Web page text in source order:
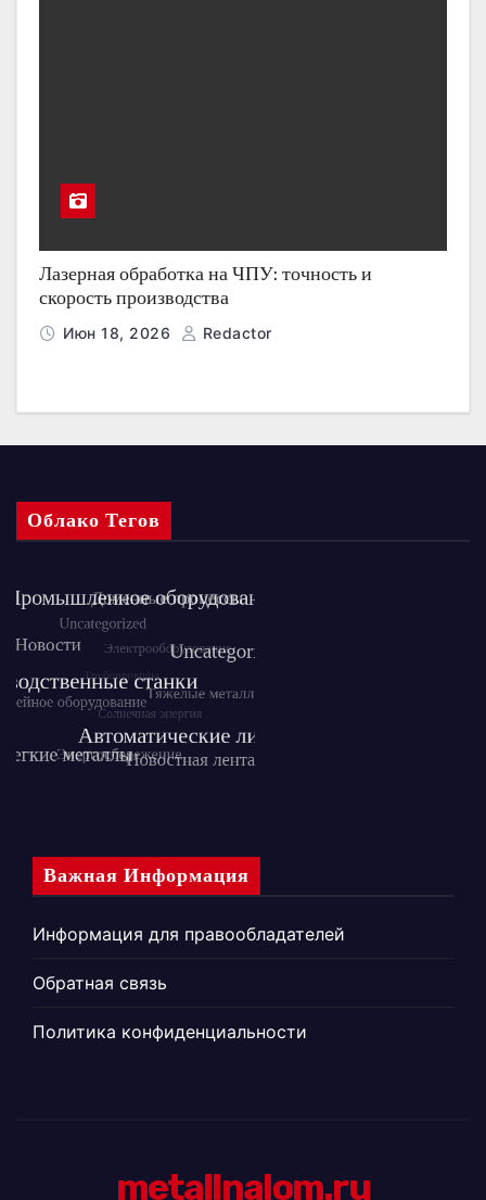
Лазерная обработка на ЧПУ: точность и
скорость производства
Июн 18, 2026 Redactor
Облако Тегов
Важная Информация
Информация для правообладателей
Обратная связь
Политика конфиденциальности
metallnalom.ru